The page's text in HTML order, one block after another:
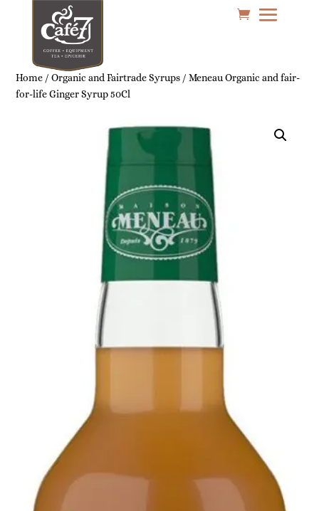
Home /Organic and Fairtrade Syrups / Meneau Organic and fair-
for-life Ginger Syrup 50Cl